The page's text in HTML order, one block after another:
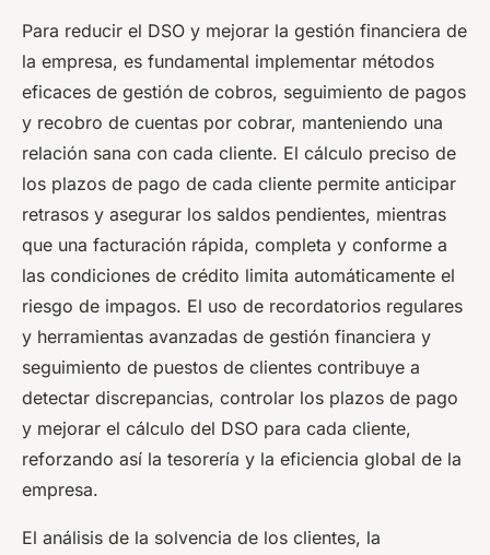
Para reducir el DSO y mejorar la gestión financiera de
la empresa, es fundamental implementar métodos
eficaces de gestión de cobros, seguimiento de pagos
y recobro de cuentas por cobrar, manteniendo una
relación sana con cada cliente. El cálculo preciso de
los plazos de pago de cada cliente permite anticipar
retrasos y asegurar los saldos pendientes, mientras
que una facturación rápida, completa y conforme a
las condiciones de crédito limita automáticamente el
riesgo de impagos. El uso de recordatorios regulares
y herramientas avanzadas de gestión financiera y
seguimiento de puestos de clientes contribuye a
detectar discrepancias, controlar los plazos de pago
y mejorar el cálculo del DSO para cada cliente,
reforzando así la tesorería y la eficiencia global de la
empresa.
El análisis de la solvencia de los clientes, la